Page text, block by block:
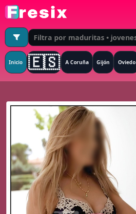
Inicio 🇪🇸 A Coruña Gijón Oviedo